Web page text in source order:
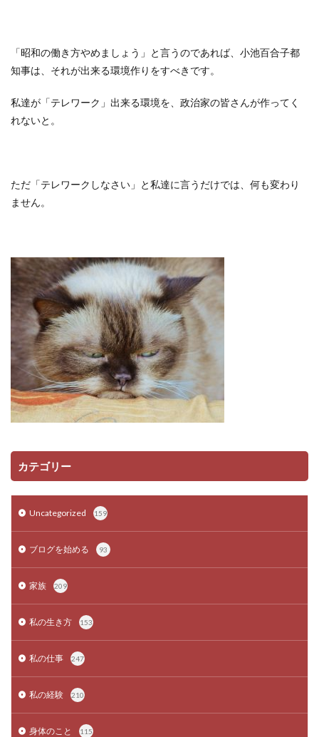
「昭和の働き方やめましょう」と言うのであれば、小池百合子都
知事は、それが出来る環境作りをすべきです。
私達が「テレワーク」出来る環境を、政治家の皆さんが作ってく
れないと。
ただ「テレワークしなさい」と私達に言うだけでは、何も変わり
ません。
カテゴリー
Uncategorized 159
ブログを始める 93
家族 209
私の生き方 153
私の仕事 247
私の経験 210
身体のこと 115